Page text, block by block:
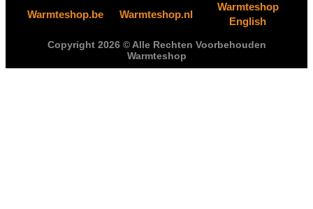
Warmteshop.be Warmteshop.nl
Warmteshop
English
Copyright 2026 © Alle Rechten Voorbehouden
Warmteshop